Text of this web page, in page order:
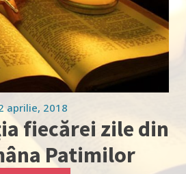
aprilie, 2018
fiecărei zile din
Patimilor